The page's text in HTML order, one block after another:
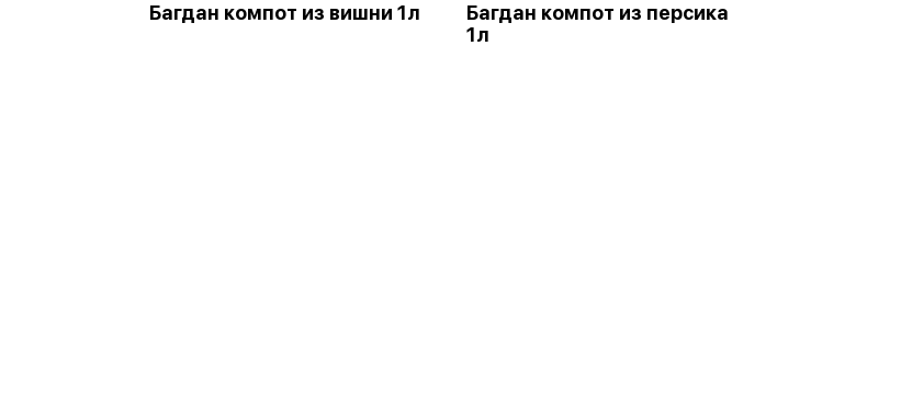
Багдан компот из вишни 1л
Багдан компот из персика
1л